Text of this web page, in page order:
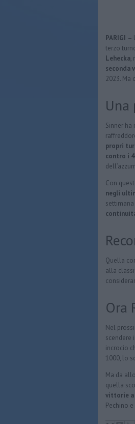
PARIGI –
terzo
Lehecka,
seconda
2023. Ma
Una
Sinner ha
propri
contro i
Con
negli
settimana
Quella
alla
Ora
Nel
scendere
incrocio
1000, lo
Ma da
quella
vittorie a
Pechino e